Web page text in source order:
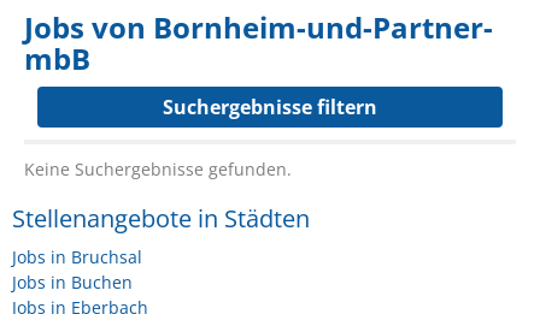
Jobs von Bornheim-und-Partner-
mbB
Suchergebnisse filtern
Keine Suchergebnisse gefunden.
Stellenangebote in Städten
Jobs in Bruchsal
Jobs in Buchen
Jobs in Eberbach